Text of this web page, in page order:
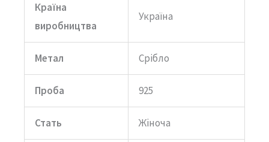
Країна
виробництва
Україна
Метал Срібло
Проба 925
Стать Жіноча